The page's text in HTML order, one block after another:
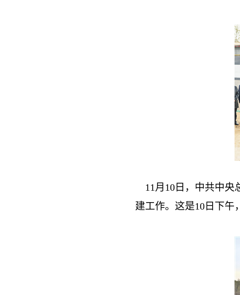
11月10日，中共中央总
建工作。这是10日下午